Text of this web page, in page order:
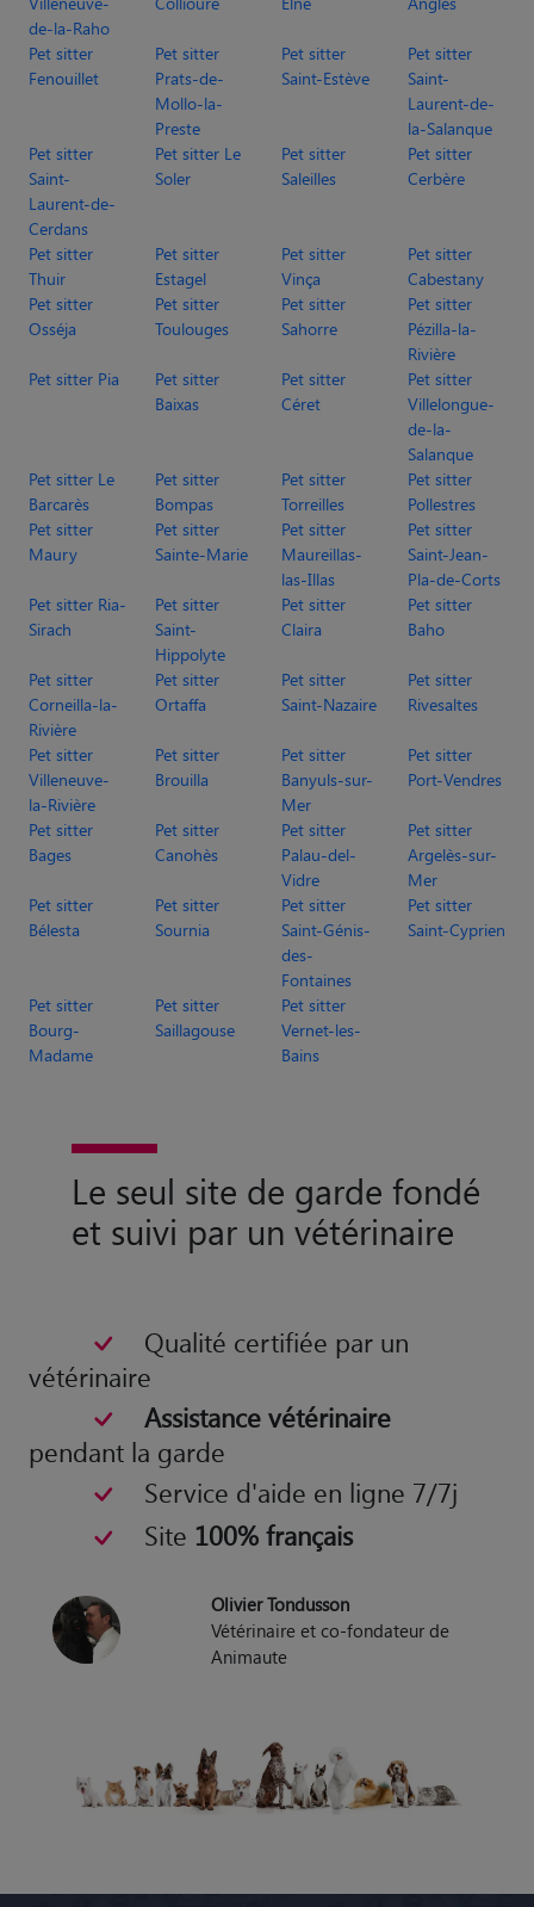
de-la-Raho
Pet sitter
Fenouillet
Pet sitter
Prats-de-
Mollo-la-
Preste
Pet sitter
Saint-Estève
Pet sitter
Saint-
Laurent-de-
la-Salanque
Pet sitter
Saint-
Laurent-de-
Cerdans
Pet sitter Le
Soler
Pet sitter
Saleilles
Pet sitter
Cerbère
Pet sitter
Thuir
Pet sitter
Estagel
Pet sitter
Vinça
Pet sitter
Cabestany
Pet sitter
Osséja
Pet sitter
Toulouges
Pet sitter
Sahorre
Pet sitter
Pézilla-la-
Rivière
Pet sitter Pia
Pet sitter
Baixas
Pet sitter
Céret
Pet sitter
Villelongue-
de-la-
Salanque
Pet sitter Le
Barcarès
Pet sitter
Bompas
Pet sitter
Torreilles
Pet sitter
Pollestres
Pet sitter
Maury
Pet sitter
Sainte-Marie
Pet sitter
Maureillas-
las-Illas
Pet sitter
Saint-Jean-
Pla-de-Corts
Pet sitter Ria-
Sirach
Pet sitter
Saint-
Hippolyte
Pet sitter
Claira
Pet sitter
Baho
Pet sitter
Corneilla-la-
Rivière
Pet sitter
Ortaffa
Pet sitter
Saint-Nazaire
Pet sitter
Rivesaltes
Pet sitter
Villeneuve-
la-Rivière
Pet sitter
Brouilla
Pet sitter
Banyuls-sur-
Mer
Pet sitter
Port-Vendres
Pet sitter
Bages
Pet sitter
Canohès
Pet sitter
Palau-del-
Vidre
Pet sitter
Argelès-sur-
Mer
Pet sitter
Bélesta
Pet sitter
Sournia
Pet sitter
Saint-Génis-
des-
Fontaines
Pet sitter
Saint-Cyprien
Pet sitter
Bourg-
Madame
Pet sitter
Saillagouse
Pet sitter
Vernet-les-
Bains
Le seul site de garde fondé
et suivi par un vétérinaire
Qualité certifiée par un
vétérinaire
Assistance vétérinaire
pendant la garde
Service d'aide en ligne 7/7j
Site 100% français
Olivier Tondusson
Vétérinaire et co-fondateur de
Animaute